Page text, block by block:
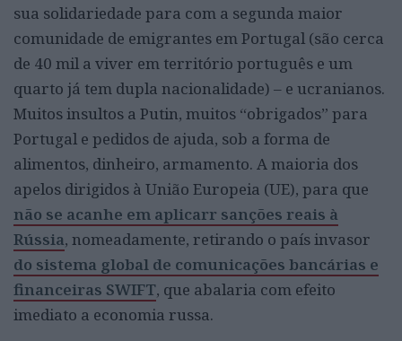
sua solidariedade para com a segunda maior
comunidade de emigrantes em Portugal (são cerca
de 40 mil a viver em território português e um
quarto já tem dupla nacionalidade) – e ucranianos.
Muitos insultos a Putin, muitos “obrigados” para
Portugal e pedidos de ajuda, sob a forma de
alimentos, dinheiro, armamento. A maioria dos
apelos dirigidos à União Europeia (UE), para que
não se acanhe em aplicarr sanções reais à
Rússia, nomeadamente, retirando o país invasor
do sistema global de comunicações bancárias e
financeiras SWIFT, que abalaria com efeito
imediato a economia russa.